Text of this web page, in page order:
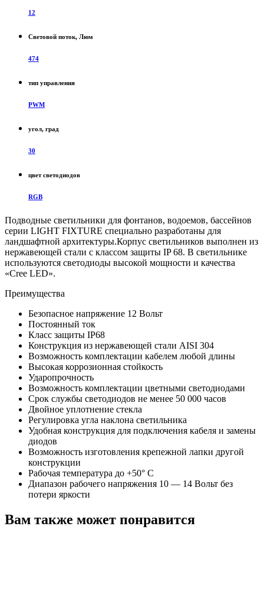
12
Световой поток, Люм
474
тип управления
PWM
угол, град
30
цвет светодиодов
RGB
Подводные светильники для фонтанов, водоемов, бассейнов
серии LIGHT FIXTURE специально разработаны для
ландшафтной архитектуры.Корпус светильников выполнен из
нержавеющей стали с классом защиты IP 68. В светильнике
используются светодиоды высокой мощности и качества
«Cree LED».
Преимущества
Безопасное напряжение 12 Вольт
Постоянный ток
Класс защиты IP68
Конструкция из нержавеющей стали AISI 304
Возможность комплектации кабелем любой длины
Высокая коррозионная стойкость
Ударопрочность
Возможность комплектации цветными светодиодами
Срок службы светодиодов не менее 50 000 часов
Двойное уплотнение стекла
Регулировка угла наклона светильника
Удобная конструкция для подключения кабеля и замены
диодов
Возможность изготовления крепежной лапки другой
конструкции
Рабочая температура до +50° С
Диапазон рабочего напряжения 10 — 14 Вольт без
потери яркости
Вам также может понравится